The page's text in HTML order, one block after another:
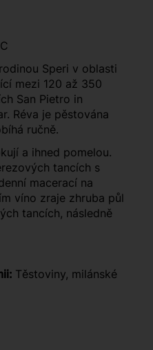
Speri v oblasti
mezi 120 až 350
San Pietro in
Réva je pěstována
ručně.
a ihned pomelou.
tancích s
macerací na
víno zraje zhruba půl
tancích, následně
Těstoviny, milánské